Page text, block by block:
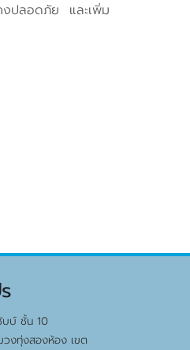
งปลอดภัย และเพิ่ม
บ์ ชั้น 10
งทุ่งสองห้อง เขต